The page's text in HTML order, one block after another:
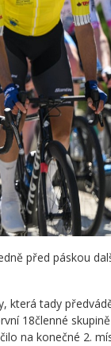
před páskou
která tady
18členné
na konečné 2.